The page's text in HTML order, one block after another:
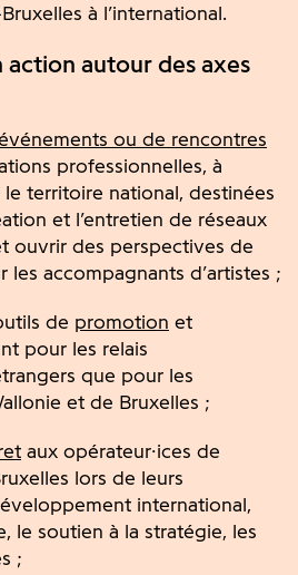
à l’international.
action autour des axes
ou de rencontres
professionnelles, à
le territoire national, destinées
et l’entretien de réseaux
ouvrir des perspectives de
les accompagnants d’artistes ;
de promotion et
pour les relais
que pour les
et de Bruxelles ;
aux opérateur·ices de
lors de leurs
international,
le soutien à la stratégie, les
;